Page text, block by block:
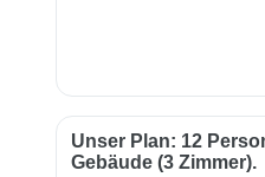
Unser Plan: 12
Gebäude (3 Zimmer).